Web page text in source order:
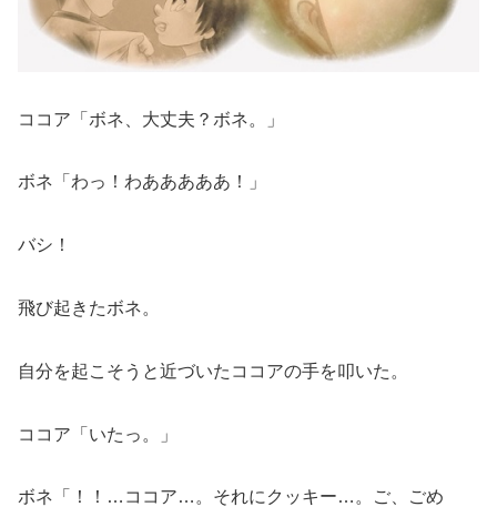
ココア「ボネ、大丈夫？ボネ。」
ボネ「わっ！わあああああ！」
バシ！
飛び起きたボネ。
自分を起こそうと近づいたココアの手を叩いた。
ココア「いたっ。」
ボネ「！！…ココア…。それにクッキー…。ご、ごめ